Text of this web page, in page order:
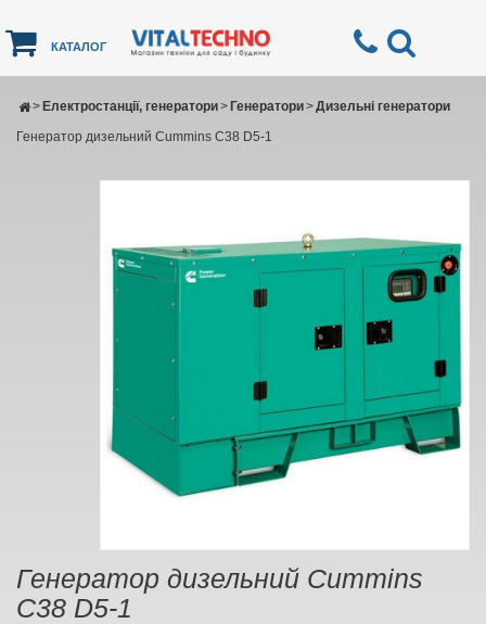
КАТАЛОГ
Електростанції, генератори
> Генератори
> Дизельні генератори
>
Генератор дизельний Cummins C38 D5-1
Генератор дизельний Cummins
C38 D5-1